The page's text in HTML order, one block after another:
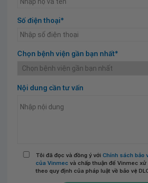
Số điện thoại*
Chọn bệnh viện gần bạn nhất*
Nội dung cần tư vấn
Tôi đã đọc và đồng ý với Chính sách bảo
của Vinmec và chấp thuận để Vinmec xử
theo quy định của pháp luật về bảo vệ